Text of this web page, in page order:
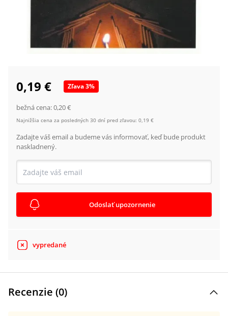
0,19 € Zľava3%
bežná cena:0,20 €
Najnižšia cena za posledných 30 dní pred zľavou: 0,19 €
Zadajte váš email a budeme vás informovať, keď bude produkt
naskladnený.
Odoslať upozornenie
vypredané
Recenzie (0)